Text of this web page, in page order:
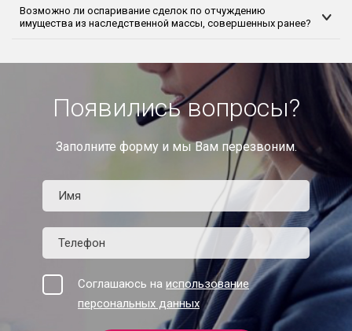
Возможно ли оспаривание сделок по отчуждению
имущества из наследственной массы, совершенных ранее?
Появились вопросы?
Заполните форму и мы Вам перезвоним.
Соглашаюсь на использование
персональных данных